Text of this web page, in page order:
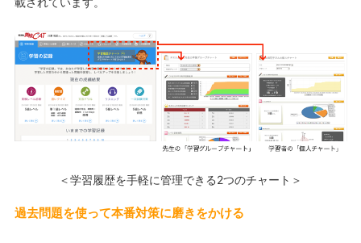
＜学習履歴を手軽に管理できる2つのチャート＞
過去問題を使って本番対策に磨きをかける